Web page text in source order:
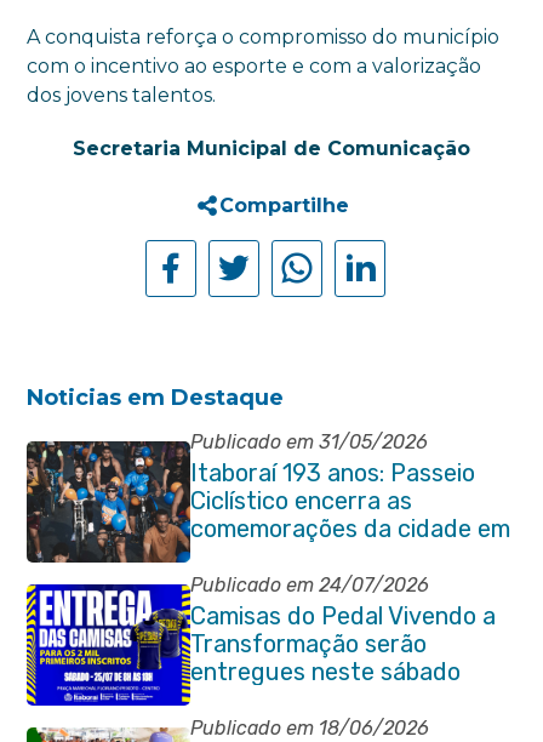
A conquista reforça o compromisso do município
com o incentivo ao esporte e com a valorização
dos jovens talentos.
Secretaria Municipal de Comunicação
Compartilhe
Noticias em Destaque
Publicado em 31/05/2026
Itaboraí 193 anos: Passeio
Ciclístico encerra as
comemorações da cidade em
grande estilo
Publicado em 24/07/2026
Camisas do Pedal Vivendo a
Transformação serão
entregues neste sábado
(25/07)
Publicado em 18/06/2026